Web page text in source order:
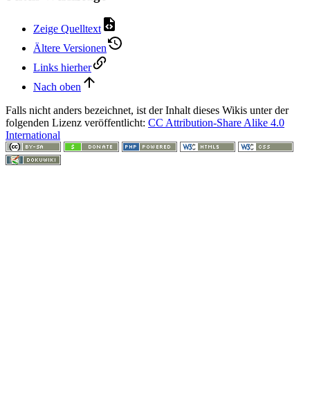
Zeige Quelltext
Ältere Versionen
Links hierher
Nach oben
Falls nicht anders bezeichnet, ist der Inhalt dieses Wikis unter der
folgenden Lizenz veröffentlicht: CC Attribution-Share Alike 4.0
International